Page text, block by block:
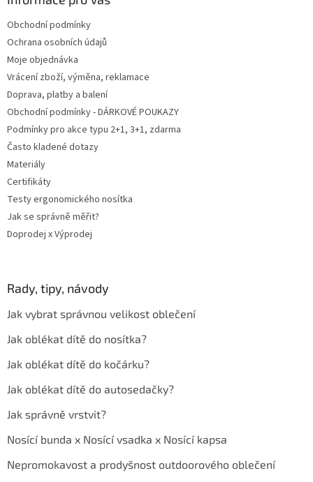
Obchodní podmínky
Ochrana osobních údajů
Moje objednávka
Vrácení zboží, výměna, reklamace
Doprava, platby a balení
Obchodní podmínky - DÁRKOVÉ POUKAZY
Podmínky pro akce typu 2+1, 3+1, zdarma
Často kladené dotazy
Materiály
Certifikáty
Testy ergonomického nosítka
Jak se správně měřit?
Doprodej x Výprodej
Rady, tipy, návody
Jak vybrat správnou velikost oblečení
Jak oblékat dítě do nosítka?
Jak oblékat dítě do kočárku?
Jak oblékat dítě do autosedačky?
Jak správně vrstvit?
Nosící bunda x Nosící vsadka x Nosící kapsa
Nepromokavost a prodyšnost outdoorového oblečení